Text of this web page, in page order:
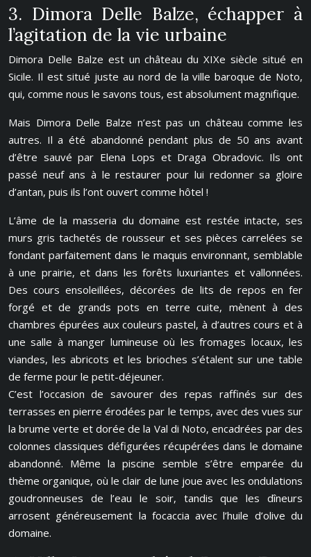
3. Dimora Delle Balze, échapper à
l’agitation de la vie urbaine
Dimora Delle Balze est un château du XIXe siècle situé en
Sicile. Il est situé juste au nord de la ville baroque de Noto,
qui, comme nous le savons tous, est absolument magnifique.
Mais Dimora Delle Balze n’est pas un château comme les
autres. Il a été abandonné pendant plus de 50 ans avant
d’être sauvé par Elena Lops et Draga Obradovic. Ils ont
passé neuf ans à le restaurer pour lui redonner sa gloire
d’antan, puis ils l’ont ouvert comme hôtel !
L’âme de la masseria du domaine est restée intacte, ses
murs gris tachetés de rousseur et ses pièces carrelées se
fondant parfaitement dans le maquis environnant, semblable
à une prairie, et dans les forêts luxuriantes et vallonnées.
Des cours ensoleillées, décorées de lits de repos en fer
forgé et de grands pots en terre cuite, mènent à des
chambres épurées aux couleurs pastel, à d’autres cours et à
une salle à manger lumineuse où les fromages locaux, les
viandes, les abricots et les brioches s’étalent sur une table
de ferme pour le petit-déjeuner.
C’est l’occasion de savourer des repas raffinés sur des
terrasses en pierre érodées par le temps, avec des vues sur
la brume verte et dorée de la Val di Noto, encadrées par des
colonnes classiques défigurées récupérées dans le domaine
abandonné. Même la piscine semble s’être emparée du
thème organique, où le clair de lune joue avec les ondulations
goudronneuses de l’eau le soir, tandis que les dîneurs
arrosent généreusement la focaccia avec l’huile d’olive du
domaine.